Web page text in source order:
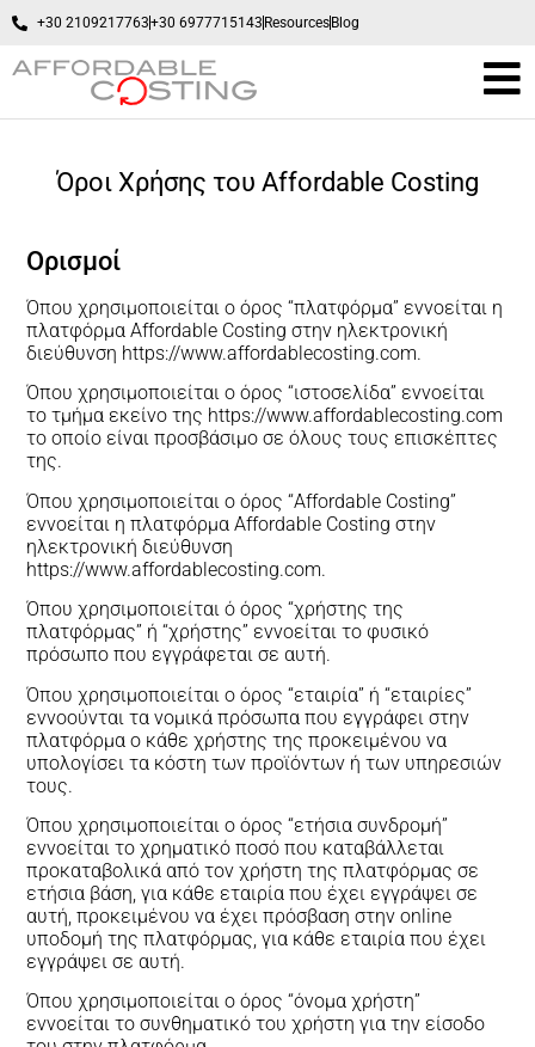
+30 2109217763+30 6977715143 Resources Blog
Όροι Χρήσης του Affordable Costing
Ορισμοί
Όπου χρησιμοποιείται ο όρος “πλατφόρμα” εννοείται η
πλατφόρμα Affordable Costing στην ηλεκτρονική
διεύθυνση https://www.affordablecosting.com.
Όπου χρησιμοποιείται ο όρος “ιστοσελίδα” εννοείται
το τμήμα εκείνο της https://www.affordablecosting.com
το οποίο είναι προσβάσιμο σε όλους τους επισκέπτες
της.
Όπου χρησιμοποιείται ο όρος “Affordable Costing”
εννοείται η πλατφόρμα Affordable Costing στην
ηλεκτρονική διεύθυνση
https://www.affordablecosting.com.
Όπου χρησιμοποιείται ό όρος “χρήστης της
πλατφόρμας” ή “χρήστης” εννοείται το φυσικό
πρόσωπο που εγγράφεται σε αυτή.
Όπου χρησιμοποιείται ο όρος “εταιρία” ή “εταιρίες”
εννοούνται τα νομικά πρόσωπα που εγγράφει στην
πλατφόρμα ο κάθε χρήστης της προκειμένου να
υπολογίσει τα κόστη των προϊόντων ή των υπηρεσιών
τους.
Όπου χρησιμοποιείται ο όρος “ετήσια συνδρομή”
εννοείται το χρηματικό ποσό που καταβάλλεται
προκαταβολικά από τον χρήστη της πλατφόρμας σε
ετήσια βάση, για κάθε εταιρία που έχει εγγράψει σε
αυτή, προκειμένου να έχει πρόσβαση στην online
υποδομή της πλατφόρμας, για κάθε εταιρία που έχει
εγγράψει σε αυτή.
Όπου χρησιμοποιείται ο όρος “όνομα χρήστη”
εννοείται το συνθηματικό του χρήστη για την είσοδο